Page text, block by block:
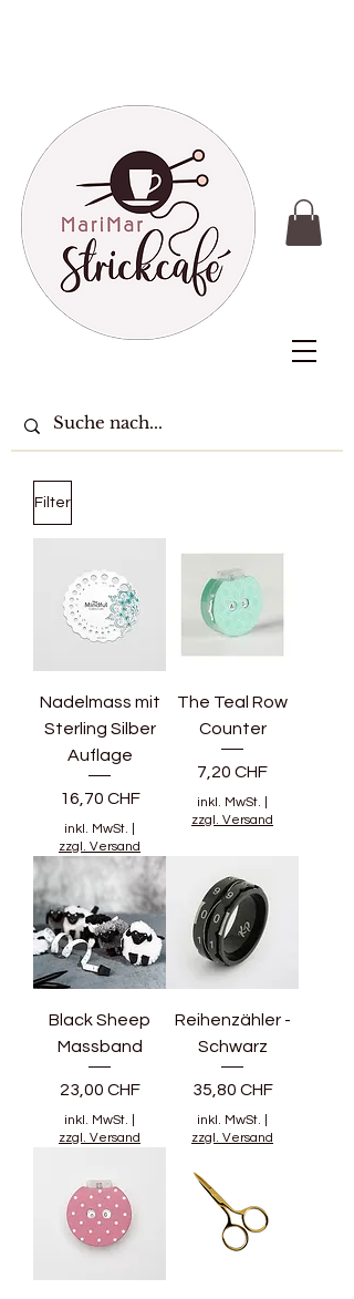
Filter
Nadelmass mit
Sterling Silber
Auflage
Preis
16,70 CHF
inkl. MwSt.
zzgl. Versand
The Teal Row
Counter
Preis
7,20 CHF
inkl. MwSt.
zzgl. Versand
Black Sheep
Massband
Preis
23,00 CHF
inkl. MwSt.
zzgl. Versand
Reihenzähler -
Schwarz
Preis
35,80 CHF
inkl. MwSt.
zzgl. Versand